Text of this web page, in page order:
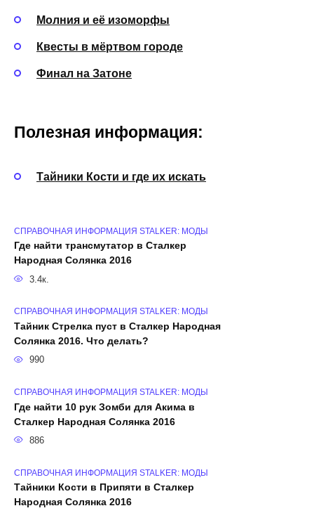
Молния и её изоморфы
Квесты в мёртвом городе
Финал на Затоне
Полезная информация:
Тайники Кости и где их искать
СПРАВОЧНАЯ ИНФОРМАЦИЯ STALKER: МОДЫ
Где найти трансмутатор в Сталкер
Народная Солянка 2016
3.4к.
СПРАВОЧНАЯ ИНФОРМАЦИЯ STALKER: МОДЫ
Тайник Стрелка пуст в Сталкер Народная
Солянка 2016. Что делать?
990
СПРАВОЧНАЯ ИНФОРМАЦИЯ STALKER: МОДЫ
Где найти 10 рук Зомби для Акима в
Сталкер Народная Солянка 2016
886
СПРАВОЧНАЯ ИНФОРМАЦИЯ STALKER: МОДЫ
Тайники Кости в Припяти в Сталкер
Народная Солянка 2016